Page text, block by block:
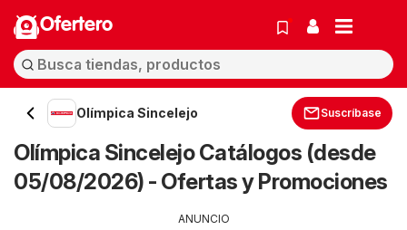
Ofertero
Olímpica Sincelejo Suscríbase
Olímpica Sincelejo Catálogos (desde
05/08/2026) - Ofertas y Promociones
ANUNCIO